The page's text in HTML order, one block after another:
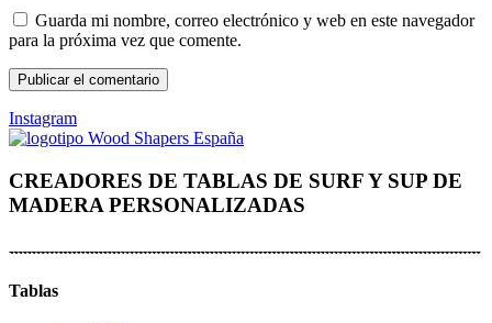
Guarda mi nombre, correo electrónico y web en este navegador
para la próxima vez que comente.
Instagram
CREADORES DE TABLAS DE SURF Y SUP DE
MADERA PERSONALIZADAS
Tablas